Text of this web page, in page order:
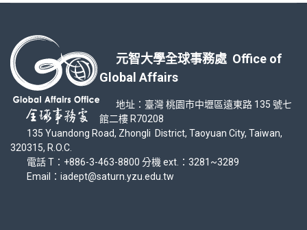
元智大學全球事務處 Office of
Global Affairs
地址：臺灣 桃園市中壢區遠東路 135 號七
館二樓 R70208
135 Yuandong Road, Zhongli District, Taoyuan City, Taiwan,
320315, R.O.C.
電話 T：+886-3-463-8800 分機 ext.：3281~3289
Email：iadept@saturn.yzu.edu.tw